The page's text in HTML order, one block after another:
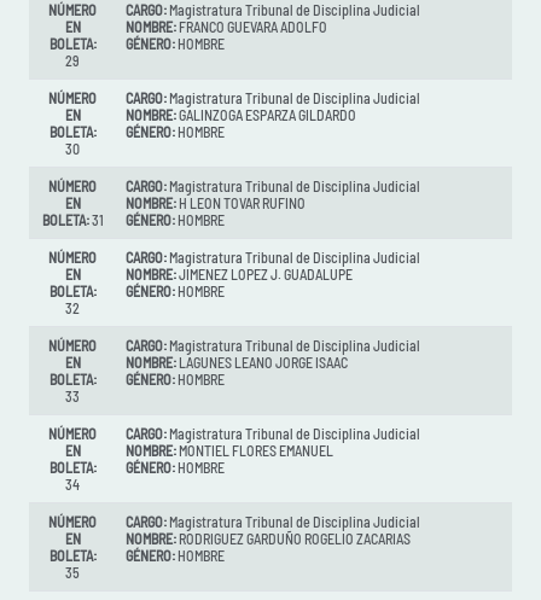
NÚMERO
EN
BOLETA:
29
CARGO: Magistratura Tribunal de Disciplina Judicial
NOMBRE: FRANCO GUEVARA ADOLFO
GÉNERO: HOMBRE
NÚMERO
EN
BOLETA:
30
CARGO: Magistratura Tribunal de Disciplina Judicial
NOMBRE:GALINZOGA ESPARZA GILDARDO
GÉNERO: HOMBRE
NÚMERO
EN
BOLETA:31
CARGO: Magistratura Tribunal de Disciplina Judicial
NOMBRE: H LEON TOVAR RUFINO
GÉNERO: HOMBRE
NÚMERO
EN
BOLETA:
32
CARGO: Magistratura Tribunal de Disciplina Judicial
NOMBRE:JIMENEZ LOPEZ J. GUADALUPE
GÉNERO: HOMBRE
NÚMERO
EN
BOLETA:
33
CARGO: Magistratura Tribunal de Disciplina Judicial
NOMBRE: LAGUNES LEANO JORGE ISAAC
GÉNERO: HOMBRE
NÚMERO
EN
BOLETA:
34
CARGO: Magistratura Tribunal de Disciplina Judicial
NOMBRE: MONTIEL FLORES EMANUEL
GÉNERO: HOMBRE
NÚMERO
EN
BOLETA:
35
CARGO: Magistratura Tribunal de Disciplina Judicial
NOMBRE: RODRIGUEZ GARDUÑO ROGELIO ZACARIAS
GÉNERO: HOMBRE